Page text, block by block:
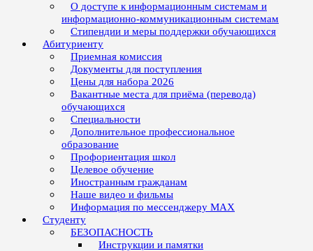
О доступе к информационным системам и
информационно-коммуникационным системам
Стипендии и меры поддержки обучающихся
Абитуриенту
Приемная комиссия
Документы для поступления
Цены для набора 2026
Вакантные места для приёма (перевода)
обучающихся
Специальности
Дополнительное профессиональное
образование
Профориентация школ
Целевое обучение
Иностранным гражданам
Наше видео и фильмы
Информация по мессенджеру MAX
Студенту
БЕЗОПАСНОСТЬ
Инструкции и памятки